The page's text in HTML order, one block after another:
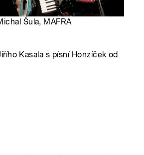
Šula, MAFRA
Kasala s písní Honzíček od